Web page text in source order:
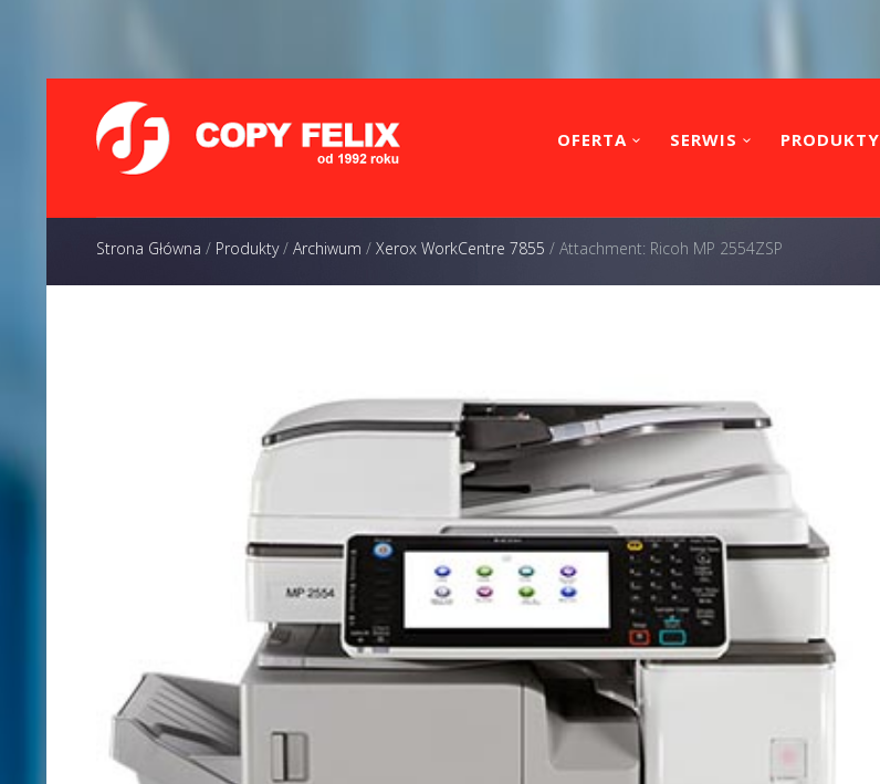
OFERTA SERWIS PRODUKTY
Strona Główna / Produkty/ Archiwum / Xerox WorkCentre 7855 / Attachment: Ricoh MP 2554ZSP